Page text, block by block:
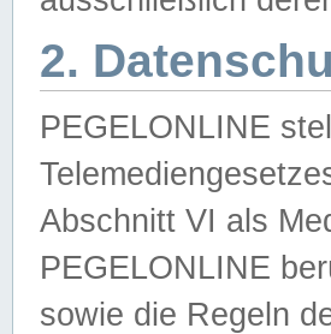
2.
PEGELONLINE
Abschnitt VI als
PEGELONLINE
sowie die Regeln